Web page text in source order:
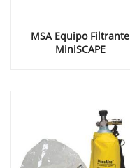
MSA Equipo Filtrante
MiniSCAPE